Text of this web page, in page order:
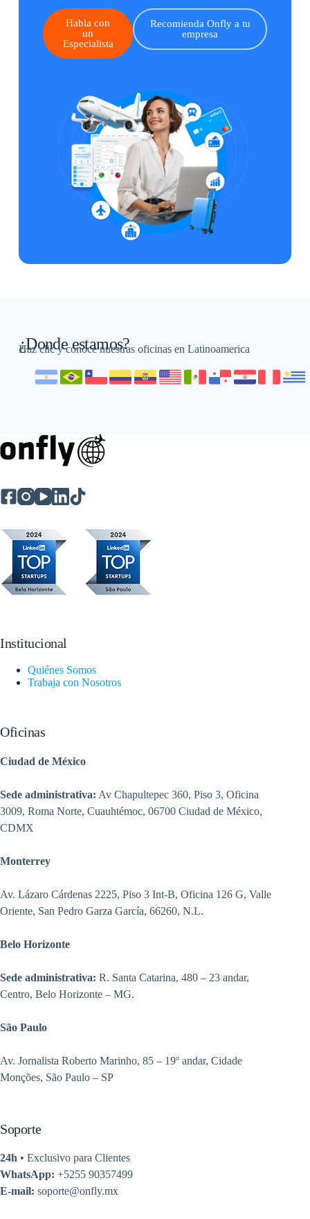
Habla con
un
Especialista
Recomienda Onfly a tu
empresa
¿Donde estamos?
Haz clic y conoce nuestras oficinas en Latinoamerica
Institucional
Quiénes Somos
Trabaja con Nosotros
Oficinas
Ciudad de México
Sede administrativa: Av Chapultepec 360, Piso 3, Oficina
3009, Roma Norte, Cuauhtémoc, 06700 Ciudad de México,
CDMX
Monterrey
Av. Lázaro Cárdenas 2225, Piso 3 Int-B, Oficina 126 G, Valle
Oriente, San Pedro Garza García, 66260, N.L.
Belo Horizonte
Sede administrativa: R. Santa Catarina, 480 – 23 andar,
Centro, Belo Horizonte – MG.
São Paulo
Av. Jornalista Roberto Marinho, 85 – 19º andar, Cidade
Monções, São Paulo – SP
Soporte
24h • Exclusivo para Clientes
WhatsApp: +5255 90357499
E-mail: soporte@onfly.mx